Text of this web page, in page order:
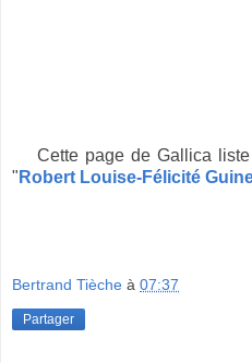
Cette page de Gallica
" Robert Louise-Félicité
Bertrand Tièche à 07:37
Partager